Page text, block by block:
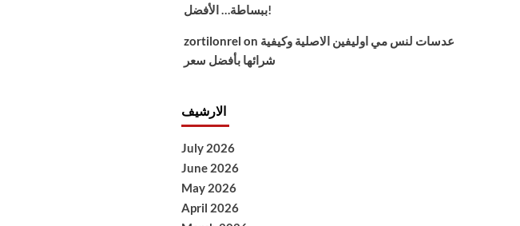
ببساطة… الأفضل!
zortilonrel on عدسات لنس مي اوليفين الاصلية وكيفية
شرائها بأفضل سعر
الارشيف
July 2026
June 2026
May 2026
April 2026